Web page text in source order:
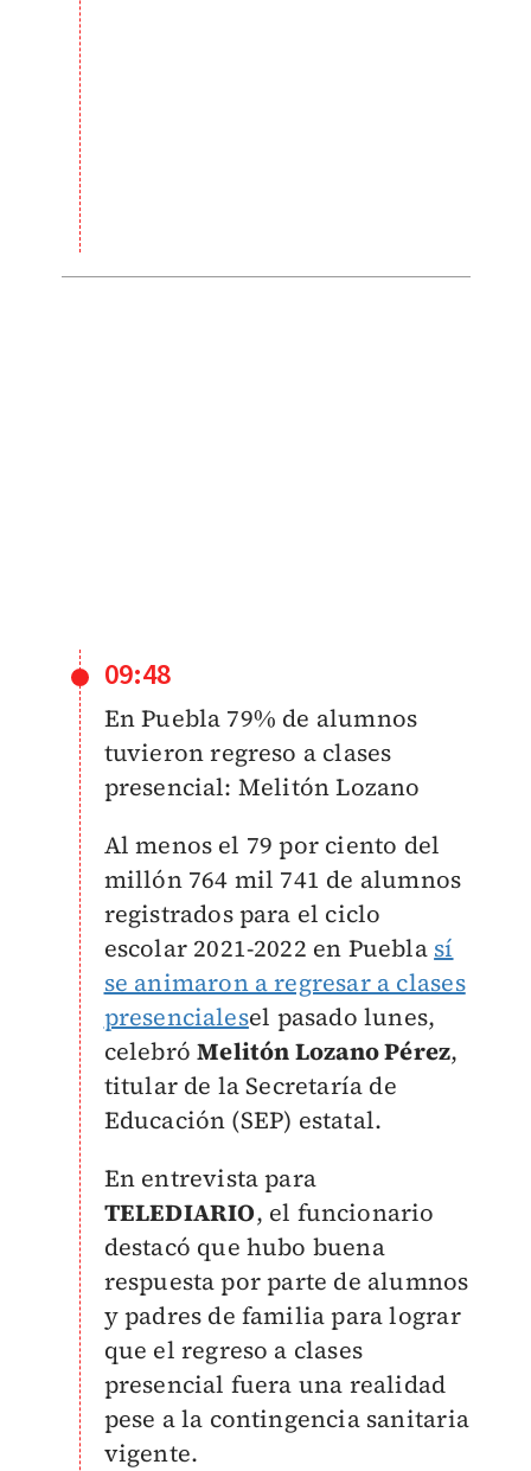
09:48
En Puebla 79% de alumnos
tuvieron regreso a clases
presencial: Melitón Lozano
Al menos el 79 por ciento del
millón 764 mil 741 de alumnos
registrados para el ciclo
escolar 2021-2022 en Puebla sí
se animaron a regresar a clases
presencialesel pasado lunes,
celebróMelitón Lozano Pérez,
titular de la Secretaría de
Educación (SEP) estatal.
En entrevista para
TELEDIARIO, el funcionario
destacó que hubo buena
respuesta por parte de alumnos
y padres de familia para lograr
que el regreso a clases
presencial fuera una realidad
pese a la contingencia sanitaria
vigente.